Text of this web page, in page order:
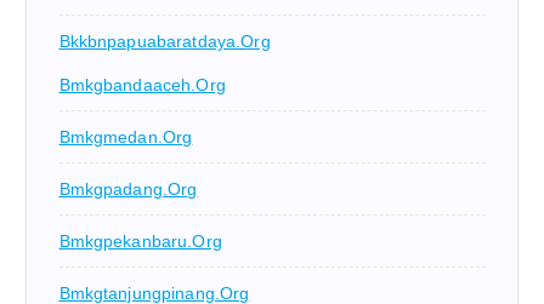
Bkkbnpapuabaratdaya.org
Bmkgbandaaceh.org
Bmkgmedan.org
Bmkgpadang.org
Bmkgpekanbaru.org
Bmkgtanjungpinang.org